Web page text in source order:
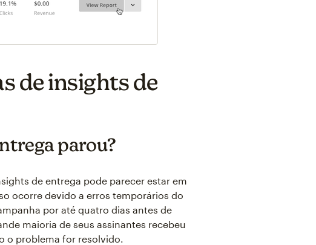
de insights de
parou?
de entrega pode parecer estar em
ocorre devido a erros temporários do
por até quatro dias antes de
maioria de seus assinantes recebeu
o problema for resolvido.